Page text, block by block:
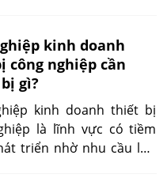
cấp mới nhằm tối ưu
dạng nguồn cung hoặc
những yêu cầu chuyên
các nhà cung cấp lớn
ứng tốt.
kinh doanh
công nghiệp cần
gì?
kinh doanh thiết bị
là lĩnh vực có tiềm
triển nhờ nhu cầu lớn